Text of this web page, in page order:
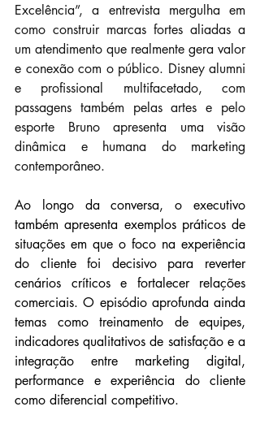
Excelência”, a entrevista mergulha em
como construir marcas fortes aliadas a
um atendimento que realmente gera valor
e conexão com o público. Disney alumni
e profissional multifacetado, com
passagens também pelas artes e pelo
esporte Bruno apresenta uma visão
dinâmica e humana do marketing
contemporâneo.
Ao longo da conversa, o executivo
também apresenta exemplos práticos de
situações em que o foco na experiência
do cliente foi decisivo para reverter
cenários críticos e fortalecer relações
comerciais. O episódio aprofunda ainda
temas como treinamento de equipes,
indicadores qualitativos de satisfação e a
integração entre marketing digital,
performance e experiência do cliente
como diferencial competitivo.